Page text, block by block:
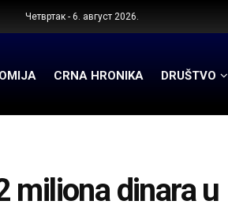
Четвртак - 6. август 2026.
CRNA HRONIKA DRUŠTVO
miliona dinara u